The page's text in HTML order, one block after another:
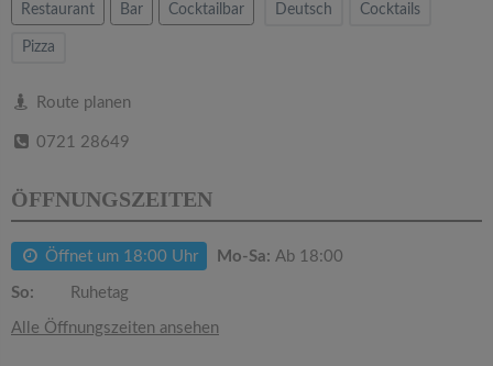
Restaurant Bar Cocktailbar Deutsch Cocktails
Pizza
Route planen
0721 28649
ÖFFNUNGSZEITEN
Öffnet um 18:00 Uhr Mo-Sa: Ab 18:00
So: Ruhetag
Alle Öffnungszeiten ansehen
v
g
a
t
i